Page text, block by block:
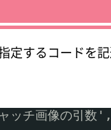
するコードを記
ッチ画像の引